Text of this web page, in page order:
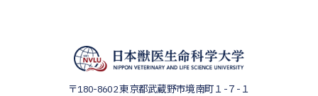
〒180-8602東京都武蔵野市境南町１-７-１